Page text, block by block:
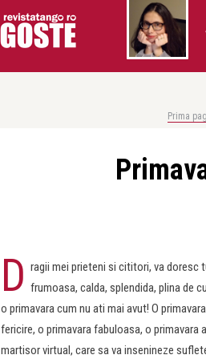
Prima
D ragii mei prieteni si cititori, va doresc
frumoasa, calda, splendida, plina de
o primavara cum nu ati mai avut! O
fericire, o primavara fabuloasa, o primavara
martisor virtual, care sa va insenineze